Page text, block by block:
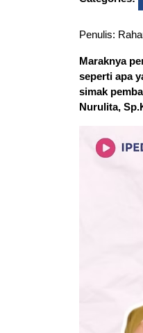
Penulis:
Maraknya
seperti apa
simak
Nurulita,